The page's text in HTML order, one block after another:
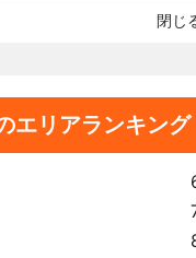
閉じ
エリアランキング